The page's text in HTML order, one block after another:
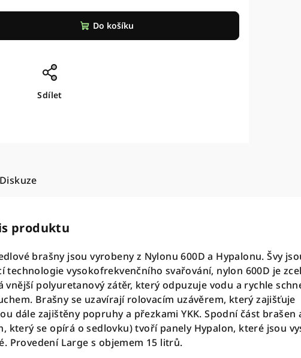
Do košíku
Sdílet
Diskuze
produktu
brašny jsou vyrobeny z Nylonu 600D a Hypalonu. Švy
technologie vysokofrekvenčního svařování, nylon 600D je
vnější polyuretanový zátěr, který odpuzuje vodu a rychle
Brašny se uzavírají rolovacím uzávěrem, který zajišťuje
dále zajištěny popruhy a přezkami YKK. Spodní část brašen
který se opírá o sedlovku) tvoří panely Hypalon, které jsou
Provedení Large s objemem 15 litrů.